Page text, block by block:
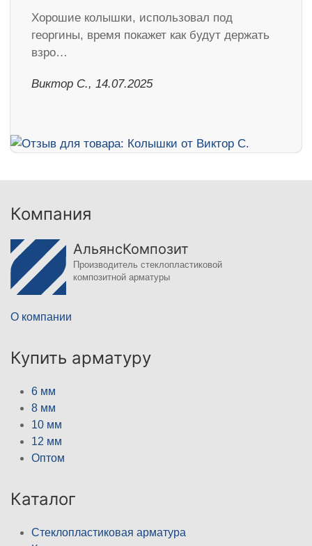
Хорошие колышки, использовал под
георгины, время покажет как будут держать
взро…
Виктор С., 14.07.2025
Компания
АльянсКомпозит
Производитель стеклопластиковой
композитной арматуры
О компании
Купить арматуру
6 мм
8 мм
10 мм
12 мм
Оптом
Каталог
Стеклопластиковая арматура